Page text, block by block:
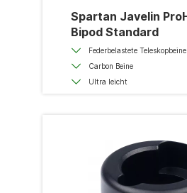
Spartan Javelin ProHunt TAC
Bipod Standard
Federbelastete Teleskopbeine
Carbon Beine
Ultra leicht